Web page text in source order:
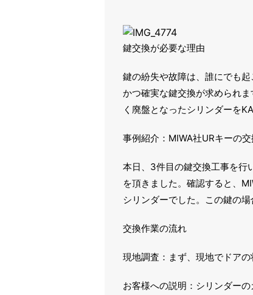
鍵交換が必要な理由
鍵の紛失や故障は、誰にでも
かつ確実な鍵交換が求められ
く廃盤となったシリンダーを
事例紹介：MIWA社URキーの
本日、3件目の鍵交換工事を行
を頂きました。確認すると、
シリンダーでした。この鍵の
交換作業の流れ
現地調査：まず、現地でドアの
お客様への説明：シリンダー